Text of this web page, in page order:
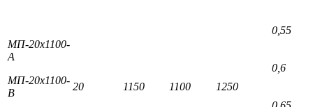
МП-20х1100-
А
МП-20х1100-
В
20 1150 1100 1250
0,55
0,6